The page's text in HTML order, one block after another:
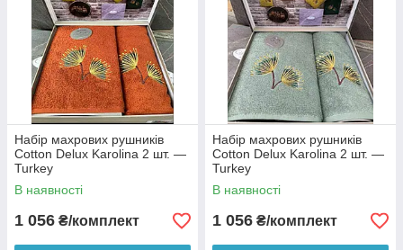
Набір махрових рушників
Cotton Delux Karolina 2 шт. —
Turkey
В наявності
1 056 ₴/комплект
Набір махрових рушників
Cotton Delux Karolina 2 шт. —
Turkey
В наявності
1 056 ₴/комплект